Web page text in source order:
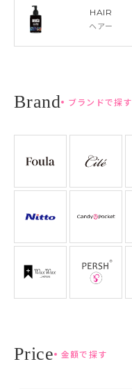
HAIR
ヘアー
ブランドで探す
金額で探す